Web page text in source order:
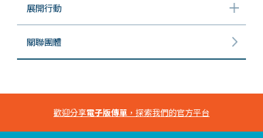
展開行動
關聯團體
歡迎分享電子版傳單 ，探索我們的官方平台